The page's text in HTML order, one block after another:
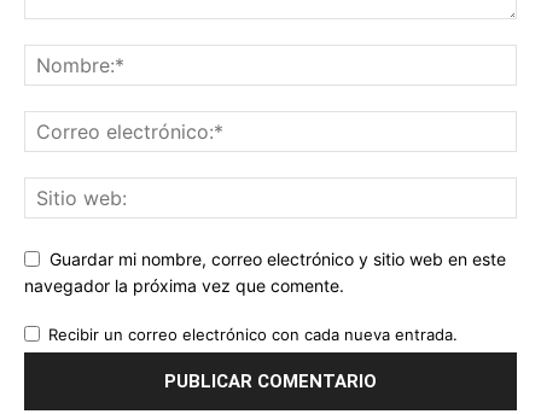
Guardar mi nombre, correo electrónico y sitio web en este
navegador la próxima vez que comente.
Recibir un correo electrónico con cada nueva entrada.